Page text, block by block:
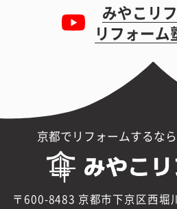
みやこリ
リフォーム
京都でリフォームするな
〒600-8483 京都市下京区西堀